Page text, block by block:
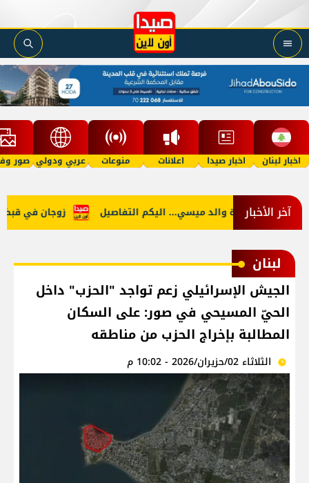
اخبار لبنان اخبار صيدا اعلانات منوعات عربي ودولي صور
آخر الأخبار زوجان في قبضة وفاة والد ميسي... اليكم التفاصيل
لبنان
الجيش الإسرائيلي زعم تواجد "الحزب" داخل
الحيّ المسيحي في صور: على السكان
المطالبة بإخراج الحزب من مناطقه
الثلاثاء 02/حزيران/2026 - 10:02 م